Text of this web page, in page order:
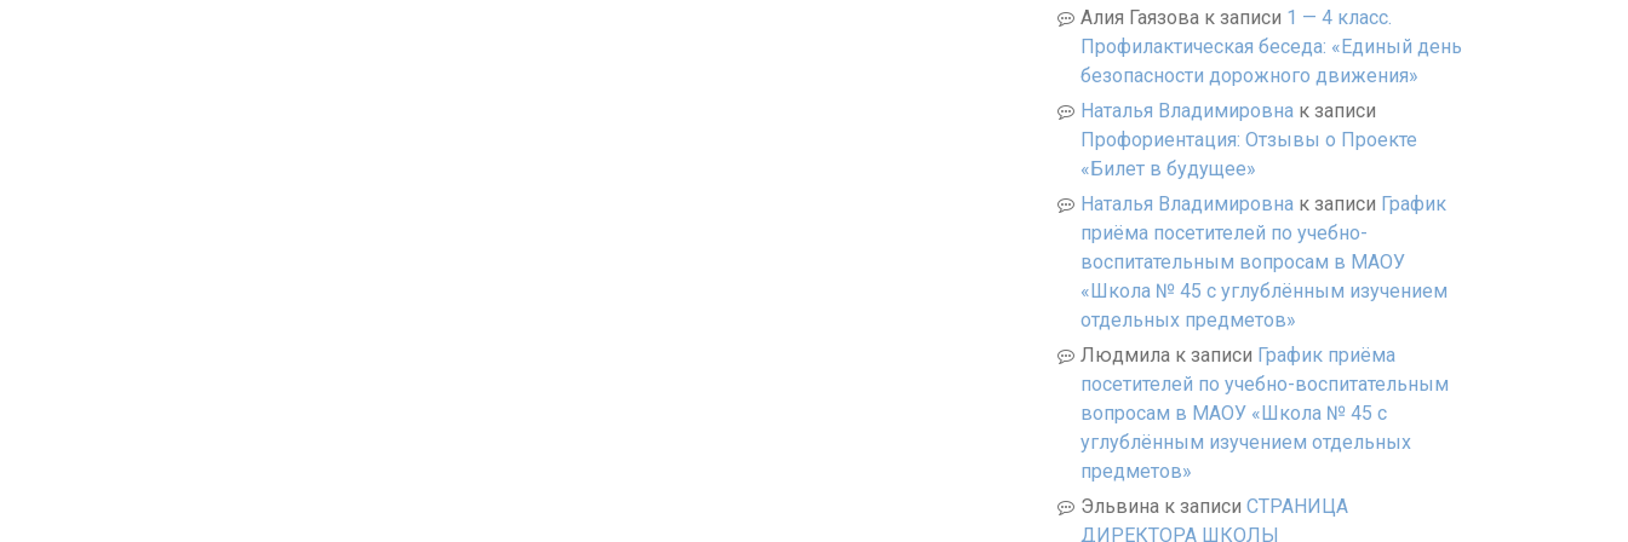
Алия Гаязова к записи 1 — 4 класс.
Профилактическая беседа: «Единый день
безопасности дорожного движения»
Наталья Владимировна к записи
Профориентация: Отзывы о Проекте
«Билет в будущее»
Наталья Владимировна к записи График
приёма посетителей по учебно-
воспитательным вопросам в МАОУ
«Школа № 45 с углублённым изучением
отдельных предметов»
Людмила к записи График приёма
посетителей по учебно-воспитательным
вопросам в МАОУ «Школа № 45 с
углублённым изучением отдельных
предметов»
Эльвина к записи СТРАНИЦА
ДИРЕКТОРА ШКОЛЫ